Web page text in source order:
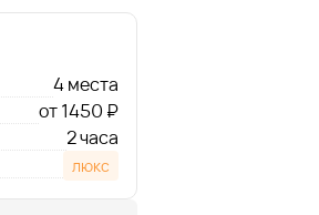
4 места
от 1450 ₽
2 часа
люкс